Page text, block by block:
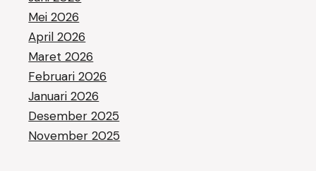
Mei 2026
April 2026
Maret 2026
Februari 2026
Januari 2026
Desember 2025
November 2025